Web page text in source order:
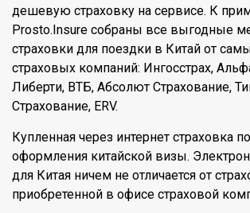
дешевую страховку на сервисе. К
Prosto.Insure собраны все выгодные
страховки для поездки в Китай от
страховых компаний: Ингосстрах,
Либерти, ВТБ, Абсолют Страхование,
Страхование, ERV.
Купленная через интернет страховка
оформления китайской визы.
для Китая ничем не отличается от
приобретенной в офисе страховой